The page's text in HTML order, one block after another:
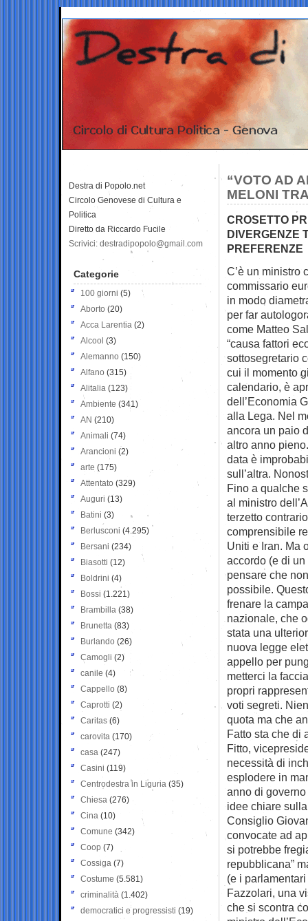
“VOTO AD
MELONI
CROSETTO
DIVERGENZE
PREFERENZE
C’è un ministro
commissario
in modo
per far
come Matteo
“causa fattori
sottosegretario
cui il momento
calendario, è
dell’Economia
alla Lega. Nel
ancora un paio
altro anno
data è
sull’altra.
Fino a qualche
al ministro
terzetto
comprensibile
Uniti e Iran. Ma
accordo (e di
pensare che
possibile.
frenare la
nazionale, che
stata una
nuova legge
appello per
metterci la
propri
voti segreti.
quota ma che
Fatto sta che di
Fitto,
necessità di
esplodere in
anno di
idee chiare
Consiglio
convocate ad
si potrebbe
repubblicana”
(e i
Fazzolari, una
che si scontra
Destra di Popolo.net
Circolo Genovese di Cultura e
Politica
Diretto da Riccardo Fucile
Scrivici: destradipopolo@gmail.com
Categorie
100 giorni (5)
Aborto (20)
Acca Larentia (2)
Alcool (3)
Alemanno (150)
Alfano (315)
Alitalia (123)
Ambiente (341)
AN (210)
Animali (74)
Arancioni (2)
arte (175)
Attentato (329)
Auguri (13)
Batini (3)
Berlusconi (4.295)
Bersani (234)
Biasotti (12)
Boldrini (4)
Bossi (1.221)
Brambilla (38)
Brunetta (83)
Burlando (26)
Camogli (2)
canile (4)
Cappello (8)
Caprotti (2)
Caritas (6)
carovita (170)
casa (247)
Casini (119)
Centrodestra in Liguria (35)
Chiesa (276)
Cina (10)
Comune (342)
Coop (7)
Cossiga (7)
Costume (5.581)
criminalità (1.402)
democratici e progressisti (19)